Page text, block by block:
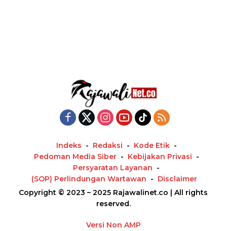
Indeks Redaksi
Kode Etik
Pedoman Media Siber
Kebijakan Privasi
Persyaratan Layanan
(SOP) Perlindungan Wartawan
Disclaimer
Copyright © 2023 – 2025 Rajawalinet.co | All rights
reserved.
Versi Non AMP